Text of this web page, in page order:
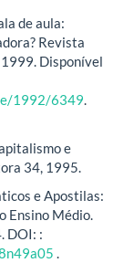
de aula:
Revista
Disponível
1992/6349.
e
34, 1995.
e Apostilas:
Ensino Médio.
DOI: :
.